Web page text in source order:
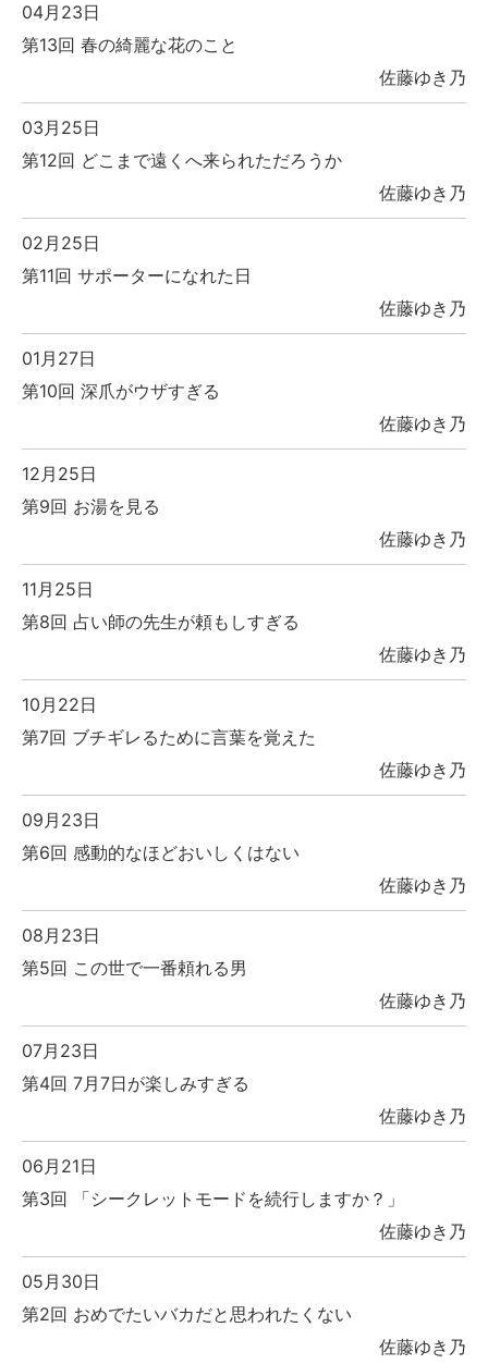
04月23日
第13回 春の綺麗な花のこと
佐藤ゆき乃
03月25日
第12回 どこまで遠くへ来られただろうか
佐藤ゆき乃
02月25日
第11回 サポーターになれた日
佐藤ゆき乃
01月27日
第10回 深爪がウザすぎる
佐藤ゆき乃
12月25日
第9回 お湯を見る
佐藤ゆき乃
11月25日
第8回 占い師の先生が頼もしすぎる
佐藤ゆき乃
10月22日
第7回 ブチギレるために言葉を覚えた
佐藤ゆき乃
09月23日
第6回 感動的なほどおいしくはない
佐藤ゆき乃
08月23日
第5回 この世で一番頼れる男
佐藤ゆき乃
07月23日
第4回 7月7日が楽しみすぎる
佐藤ゆき乃
06月21日
第3回 「シークレットモードを続行しますか？」
佐藤ゆき乃
05月30日
第2回 おめでたいバカだと思われたくない
佐藤ゆき乃